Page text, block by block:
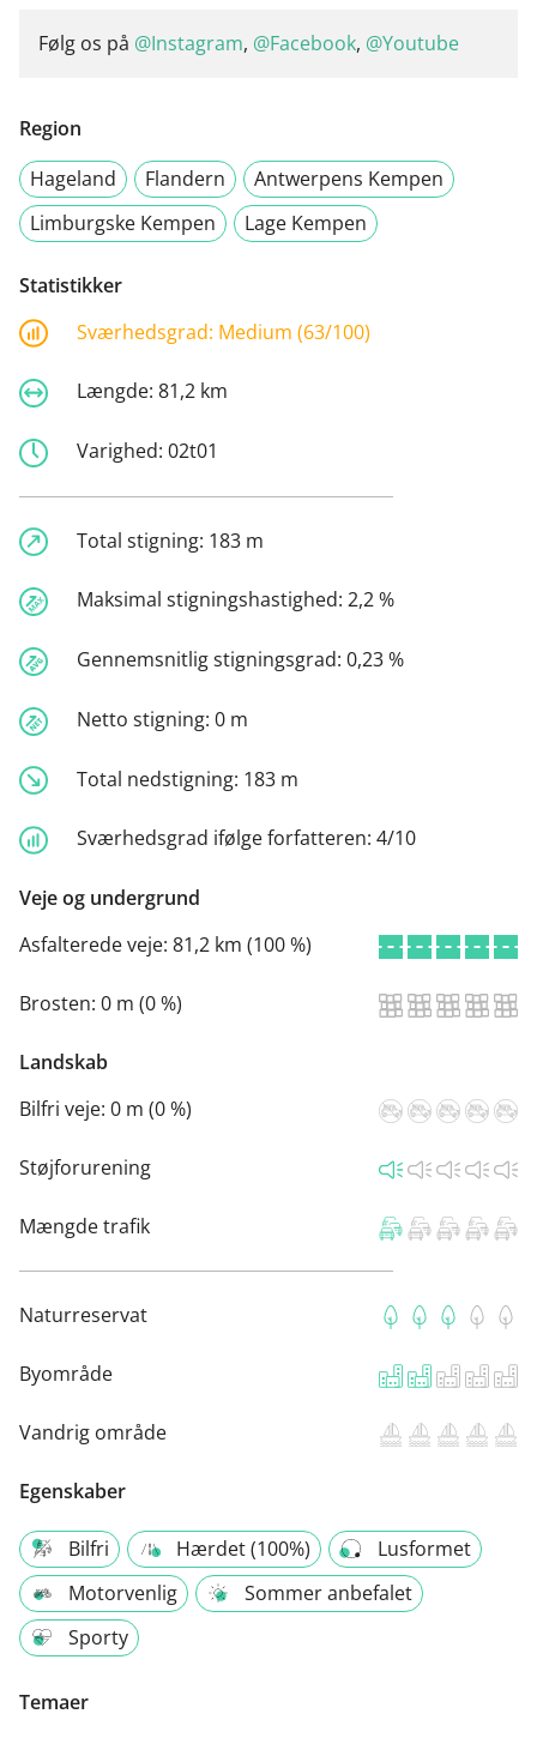
Følg os på @Instagram, @Facebook, @Youtube
Region
Hageland
Flandern
Antwerpens Kempen
Limburgske Kempen
Lage Kempen
Statistikker
Sværhedsgrad: Medium (63/100)
Længde: 81,2 km
Varighed: 02t01
Total stigning: 183 m
Maksimal stigningshastighed: 2,2 %
Gennemsnitlig stigningsgrad: 0,23 %
Netto stigning: 0 m
Total nedstigning: 183 m
Sværhedsgrad ifølge forfatteren: 4/10
Veje og undergrund
Asfalterede veje: 81,2 km (100 %)
Brosten: 0 m (0 %)
Landskab
Bilfri veje: 0 m (0 %)
Støjforurening
Mængde trafik
Naturreservat
Byområde
Vandrig område
Egenskaber
Bilfri Hærdet (100%)
Lusformet
Motorvenlig
Sommer anbefalet
Sporty
Temaer